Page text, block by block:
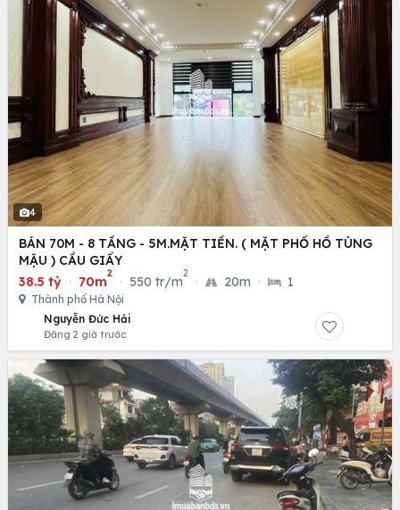
4
BÁN 70M - 8 TẦNG - 5M.MẶT TIỀN. ( MẶT PHỐ HỒ TÙNG
MẬU ) CẦU GIẤY
38.5 tỷ · 70m
2
· 550 tr/m
2
· 20m · 1
Thành phố Hà Nội
Nguyễn Đức Hải
Đăng 2 giờ trước